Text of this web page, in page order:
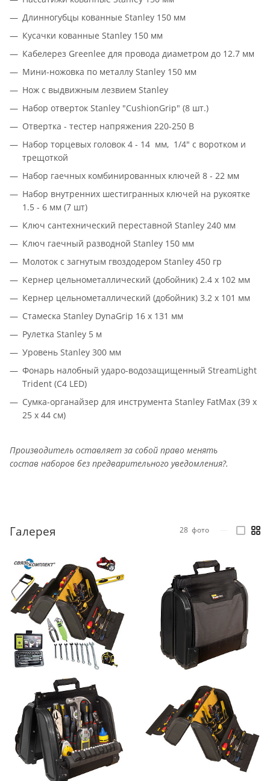
Длинногубцы кованные Stanley 150 мм
Кусачки кованные Stanley 150 мм
Кабелерез Greenlee для провода диаметром до 12.7 мм
Мини-ножовка по металлу Stanley 150 мм
Нож с выдвижным лезвием Stanley
Набор отверток Stanley "CushionGrip" (8 шт.)
Отвертка - тестер напряжения 220-250 В
Набор торцевых головок 4 - 14 мм, 1/4" с воротком и
трещоткой
Набор гаечных комбинированных ключей 8 - 22 мм
Набор внутренних шестигранных ключей на рукоятке
1.5 - 6 мм (7 шт)
Ключ сантехнический переставной Stanley 240 мм
Ключ гаечный разводной Stanley 150 мм
Молоток с загнутым гвоздодером Stanley 450 гр
Кернер цельнометаллический (добойник) 2.4 x 102 мм
Кернер цельнометаллический (добойник) 3.2 x 101 мм
Стамеска Stanley DynaGrip 16 х 131 мм
Рулетка Stanley 5 м
Уровень Stanley 300 мм
Фонарь налобный ударо-водозащищенный StreamLight
Trident (C4 LED)
Сумка-органайзер для инструмента Stanley FatMax (39 х
25 х 44 см)
Производитель оставляет за собой право менять
состав наборов без предварительного уведомления?.
Галерея 28 фото